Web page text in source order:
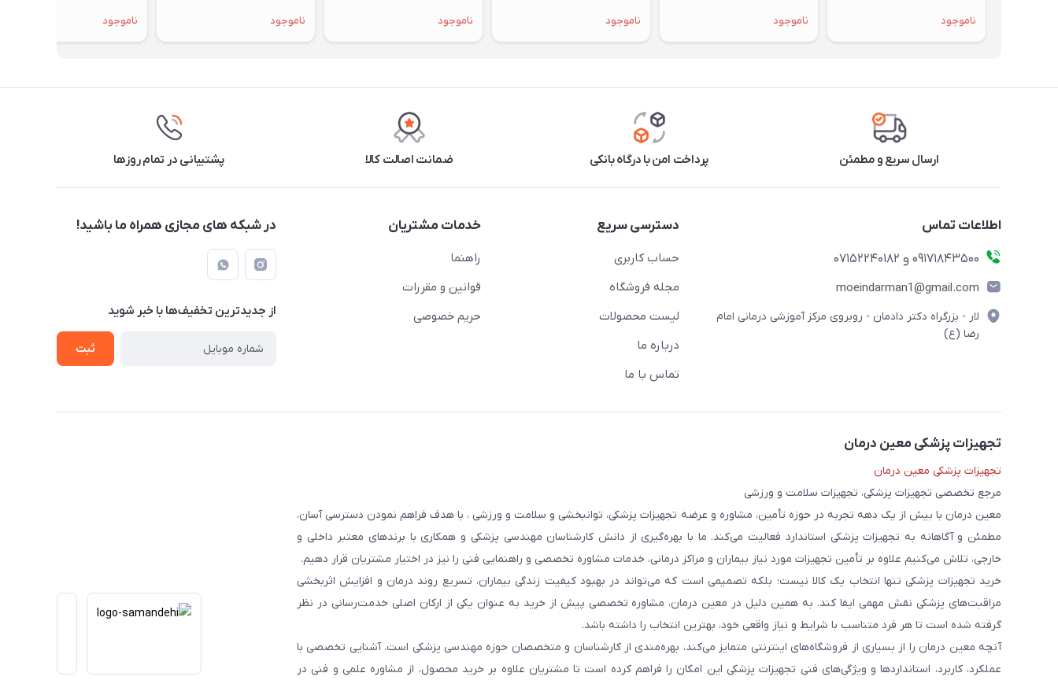
ناموجود ناموجود ناموجود ناموجود ناموجود ناموجود
ارسال سریع و مطمئن پرداخت امن با درگاه بانکی ضمانت اصالت کالا پشتیبانی در تمام روزها
اطلاعات تماس
09171843500 و 07152240182
moeindarman1@gmail.com
لار - بزرگراه دکتر دادمان - روبروی مرکز آموزشی درمانی امام
رضا (ع)
دسترسی سریع
حساب کاربری
مجله فروشگاه
لیست محصولات
درباره ما
تماس با ما
خدمات مشتریان
راهنما
قوانین و مقررات
حریم خصوصی
در شبکه های مجازی همراه ما باشید!
از جدید‌ترین تخفیف‌ها با‌ خبر شوید
ثبت
تجهیزات پزشکی معین درمان
تجهیزات پزشکی معین درمان
مرجع تخصصی تجهیزات پزشکی، تجهیزات سلامت و ورزشی
معین درمان با بیش از یک دهه تجربه در حوزه تأمین، مشاوره و عرضه تجهیزات پزشکی، توانبخشی و سلامت و ورزشی ، با هدف فراهم نمودن دسترسی آسان،
مطمئن و آگاهانه به تجهیزات پزشکی استاندارد فعالیت می‌کند. ما با بهره‌گیری از دانش کارشناسان مهندسی پزشکی و همکاری با برندهای معتبر داخلی و
خارجی، تلاش می‌کنیم علاوه بر تأمین تجهیزات مورد نیاز بیماران و مراکز درمانی، خدمات مشاوره تخصصی و راهنمایی فنی را نیز در اختیار مشتریان قرار دهیم.
خرید تجهیزات پزشکی تنها انتخاب یک کالا نیست؛ بلکه تصمیمی است که می‌تواند در بهبود کیفیت زندگی بیماران، تسریع روند درمان و افزایش اثربخشی
مراقبت‌های پزشکی نقش مهمی ایفا کند. به همین دلیل در معین درمان، مشاوره تخصصی پیش از خرید به عنوان یکی از ارکان اصلی خدمت‌رسانی در نظر
گرفته شده است تا هر فرد متناسب با شرایط و نیاز واقعی خود، بهترین انتخاب را داشته باشد.
آنچه معین درمان را از بسیاری از فروشگاه‌های اینترنتی متمایز می‌کند، بهره‌مندی از کارشناسان و متخصصان حوزه مهندسی پزشکی است. آشنایی تخصصی با
عملکرد، کاربرد، استانداردها و ویژگی‌های فنی تجهیزات پزشکی این امکان را فراهم کرده است تا مشتریان علاوه بر خرید محصول، از مشاوره علمی و فنی در